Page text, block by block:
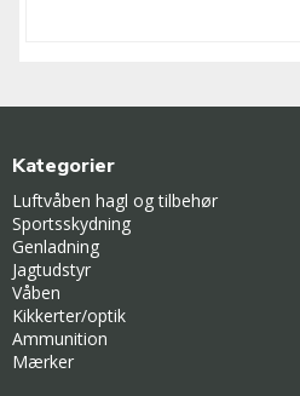
Kategorier
Luftvåben hagl og tilbehør
Sportsskydning
Genladning
Jagtudstyr
Våben
Kikkerter/optik
Ammunition
Mærker